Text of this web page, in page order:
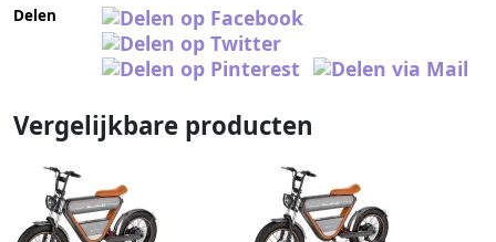
Delen
Vergelijkbare producten